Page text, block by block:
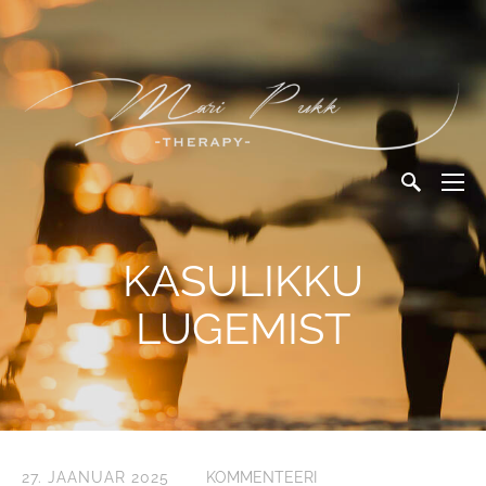
KASULIKKU
LUGEMIST
27. JAANUAR 2025 KOMMENTEERI